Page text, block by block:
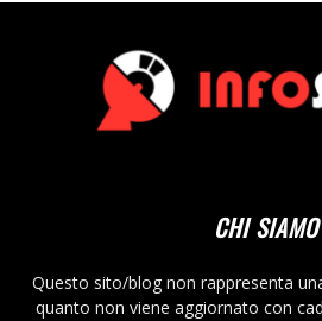
CHI SIAMO
Questo sito/blog non rappresenta
quanto non viene aggiornato con